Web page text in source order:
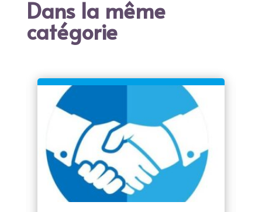
Dans la même
catégorie